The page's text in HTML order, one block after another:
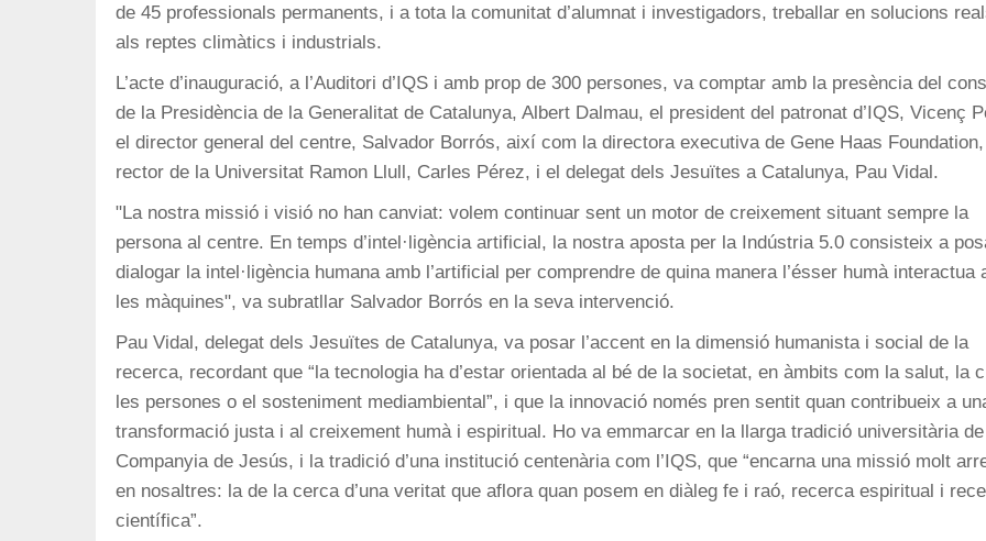
de 45 professionals permanents, i a tota la comunitat d’alumnat i investigadors, treballar en solucions
als reptes climàtics i industrials.
L’acte d’inauguració, a l’Auditori d’IQS i amb prop de 300 persones, va comptar amb la presència del
de la Presidència de la Generalitat de Catalunya, Albert Dalmau, el president del patronat d’IQS, Vicenç
el director general del centre, Salvador Borrós, així com la directora executiva de Gene Haas
rector de la Universitat Ramon Llull, Carles Pérez, i el delegat dels Jesuïtes a Catalunya, Pau Vidal.
"La nostra missió i visió no han canviat: volem continuar sent un motor de creixement situant sempre la
persona al centre. En temps d’intel·ligència artificial, la nostra aposta per la Indústria 5.0 consisteix a
dialogar la intel·ligència humana amb l’artificial per comprendre de quina manera l’ésser humà interactua
les màquines", va subratllar Salvador Borrós en la seva intervenció.
Pau Vidal, delegat dels Jesuïtes de Catalunya, va posar l’accent en la dimensió humanista i social de la
recerca, recordant que “la tecnologia ha d’estar orientada al bé de la societat, en àmbits com la salut, la
les persones o el sosteniment mediambiental”, i que la innovació només pren sentit quan contribueix a
transformació justa i al creixement humà i espiritual. Ho va emmarcar en la llarga tradició universitària
Companyia de Jesús, i la tradició d’una institució centenària com l’IQS, que “encarna una missió molt
en nosaltres: la de la cerca d’una veritat que aflora quan posem en diàleg fe i raó, recerca espiritual i
científica”.